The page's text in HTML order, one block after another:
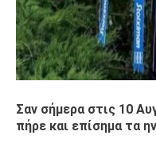
Σαν σήμερα στις 10
πήρε και επίσημα τα